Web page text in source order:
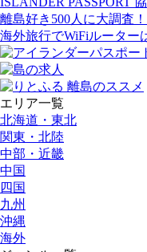
離島好き500人に大調査
海外旅行でWiFiルーター
エリア一覧
北海道・東北
関東・北陸
中部・近畿
中国
四国
九州
沖縄
海外